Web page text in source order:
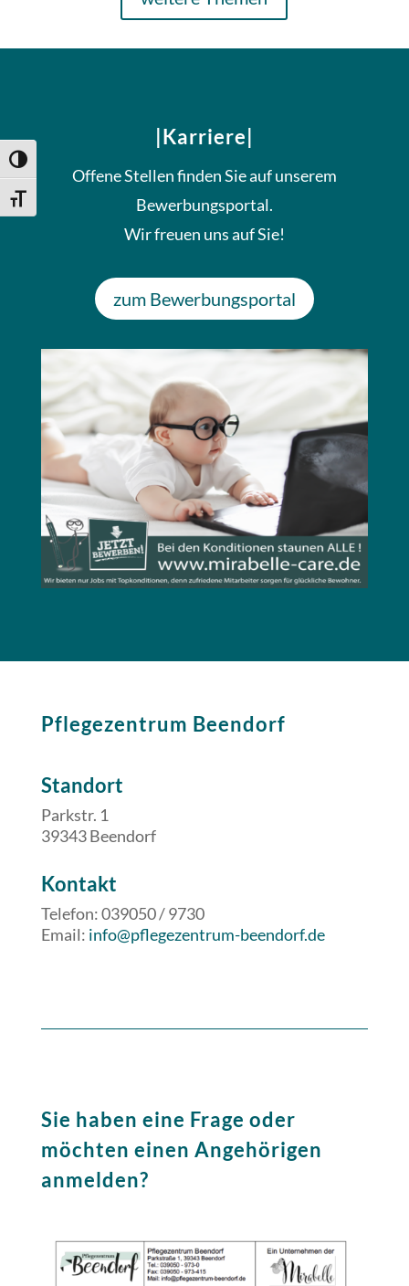
Umschalten auf hohe Kontraste
Schrift vergrößern
|Karriere|
Offene Stellen finden Sie auf unserem
Bewerbungsportal.
Wir freuen uns auf Sie!
zum Bewerbungsportal
Pflegezentrum Beendorf
Standort
Parkstr. 1
39343 Beendorf
​​Kontakt
Telefon: 039050 / 9730
Email: info@pflegezentrum-beendorf.de
Sie haben eine Frage oder
möchten einen Angehörigen
anmelden?